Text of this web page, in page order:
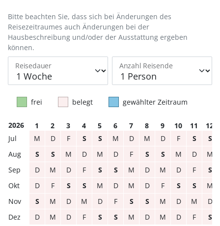
Reisedauer Anzahl Reisende
Bitte beachten Sie, dass sich bei Änderungen des
Reisezeitraumes auch Änderungen bei der
Hausbeschreibung und/oder der Ausstattung ergeben
können.
frei belegt gewählter Zeitraum
2026 1 2 3 4 5 6 7 8 9 10 11
12
M
D F S S M D M D F S
S
S
S M D M D F S S M D
M
D
M D F S S M D M D F
S
D
F S S M D M D F S S
M
S
M D M D F S S M D M
D
D
M D F S S M D M D F S